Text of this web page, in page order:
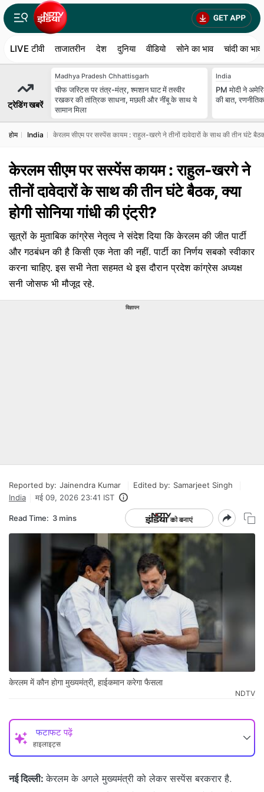
LIVE टीवी ताजातरीन देश दुनिया वीडियो सोने का भाव चांदी का भाव
ट्रेडिंग खबरें
Madhya Pradesh Chhattisgarh
चीफ जस्टिस पर तंत्र-मंत्र, श्मशान घाट में तस्‍वीर
रखकर की तांत्रिक साधना, मछली और नींबू के साथ ये
सामान मिला
India
PM मोदी ने
की बात,
होम India केरलम सीएम पर सस्पेंस कायम : राहुल-खरगे ने तीनों दावेदारों के साथ की तीन घंटे बैठक,
केरलम सीएम पर सस्पेंस कायम : राहुल-खरगे ने
तीनों दावेदारों के साथ की तीन घंटे बैठक, क्या
होगी सोनिया गांधी की एंट्री?
सूत्रों के मुताबिक कांग्रेस नेतृत्व ने संदेश दिया कि केरलम की जीत पार्टी
और गठबंधन की है किसी एक नेता की नहीं. पार्टी का निर्णय सबको स्वीकार
करना चाहिए. इस सभी नेता सहमत थे इस दौरान प्रदेश कांग्रेस अध्यक्ष
सनी जोसफ भी मौजूद रहे.
विज्ञापन
Reported by: Jainendra Kumar Edited by: Samarjeet Singh
India
मई 09, 2026 23:41 IST
Read Time: 3 mins
केरलम में कौन होगा मुख्यमंत्री, हाईकमान करेगा फैसला
NDTV
फटाफट पढ़ें
हाइलाइट्स
नई दिल्ली: केरलम के अगले मुख्यमंत्री को लेकर सस्पेंस बरकरार है.